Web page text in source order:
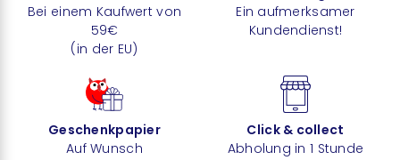
Bei einem Kaufwert von
59€
(in der EU)
Ein aufmerksamer
Kundendienst!
Geschenkpapier
Auf Wunsch
Click & collect
Abholung in 1 Stunde